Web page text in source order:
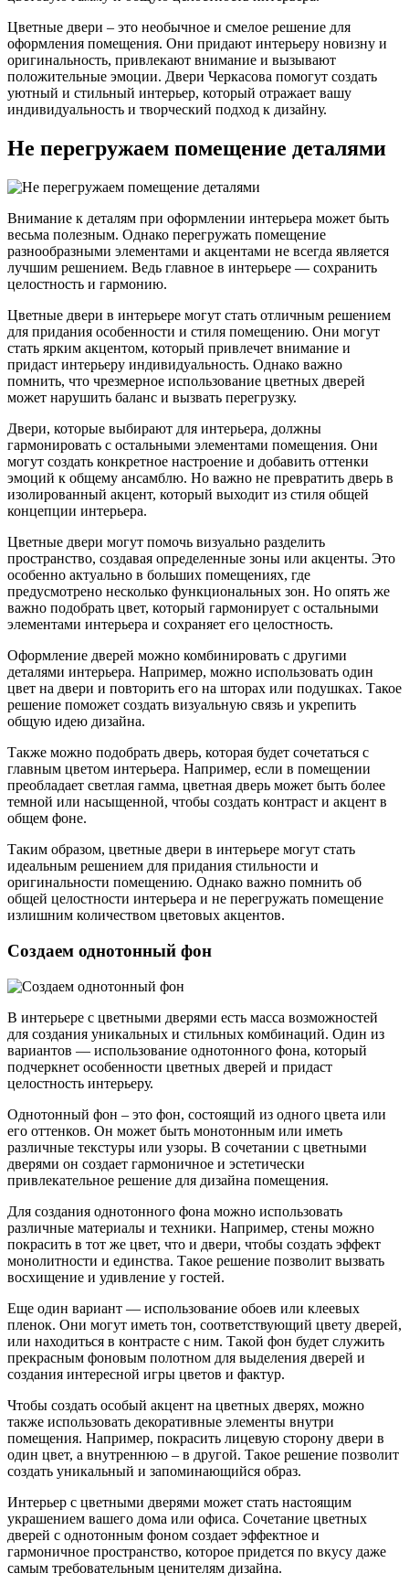
Цветные двери – это необычное и смелое решение для
оформления помещения. Они придают интерьеру новизну и
оригинальность, привлекают внимание и вызывают
положительные эмоции. Двери Черкасова помогут создать
уютный и стильный интерьер, который отражает вашу
индивидуальность и творческий подход к дизайну.
Не перегружаем помещение деталями
Внимание к деталям при оформлении интерьера может быть
весьма полезным. Однако перегружать помещение
разнообразными элементами и акцентами не всегда является
лучшим решением. Ведь главное в интерьере — сохранить
целостность и гармонию.
Цветные двери в интерьере могут стать отличным решением
для придания особенности и стиля помещению. Они могут
стать ярким акцентом, который привлечет внимание и
придаст интерьеру индивидуальность. Однако важно
помнить, что чрезмерное использование цветных дверей
может нарушить баланс и вызвать перегрузку.
Двери, которые выбирают для интерьера, должны
гармонировать с остальными элементами помещения. Они
могут создать конкретное настроение и добавить оттенки
эмоций к общему ансамблю. Но важно не превратить дверь в
изолированный акцент, который выходит из стиля общей
концепции интерьера.
Цветные двери могут помочь визуально разделить
пространство, создавая определенные зоны или акценты. Это
особенно актуально в больших помещениях, где
предусмотрено несколько функциональных зон. Но опять же
важно подобрать цвет, который гармонирует с остальными
элементами интерьера и сохраняет его целостность.
Оформление дверей можно комбинировать с другими
деталями интерьера. Например, можно использовать один
цвет на двери и повторить его на шторах или подушках. Такое
решение поможет создать визуальную связь и укрепить
общую идею дизайна.
Также можно подобрать дверь, которая будет сочетаться с
главным цветом интерьера. Например, если в помещении
преобладает светлая гамма, цветная дверь может быть более
темной или насыщенной, чтобы создать контраст и акцент в
общем фоне.
Таким образом, цветные двери в интерьере могут стать
идеальным решением для придания стильности и
оригинальности помещению. Однако важно помнить об
общей целостности интерьера и не перегружать помещение
излишним количеством цветовых акцентов.
Создаем однотонный фон
В интерьере с цветными дверями есть масса возможностей
для создания уникальных и стильных комбинаций. Один из
вариантов — использование однотонного фона, который
подчеркнет особенности цветных дверей и придаст
целостность интерьеру.
Однотонный фон – это фон, состоящий из одного цвета или
его оттенков. Он может быть монотонным или иметь
различные текстуры или узоры. В сочетании с цветными
дверями он создает гармоничное и эстетически
привлекательное решение для дизайна помещения.
Для создания однотонного фона можно использовать
различные материалы и техники. Например, стены можно
покрасить в тот же цвет, что и двери, чтобы создать эффект
монолитности и единства. Такое решение позволит вызвать
восхищение и удивление у гостей.
Еще один вариант — использование обоев или клеевых
пленок. Они могут иметь тон, соответствующий цвету дверей,
или находиться в контрасте с ним. Такой фон будет служить
прекрасным фоновым полотном для выделения дверей и
создания интересной игры цветов и фактур.
Чтобы создать особый акцент на цветных дверях, можно
также использовать декоративные элементы внутри
помещения. Например, покрасить лицевую сторону двери в
один цвет, а внутреннюю – в другой. Такое решение позволит
создать уникальный и запоминающийся образ.
Интерьер с цветными дверями может стать настоящим
украшением вашего дома или офиса. Сочетание цветных
дверей с однотонным фоном создает эффектное и
гармоничное пространство, которое придется по вкусу даже
самым требовательным ценителям дизайна.